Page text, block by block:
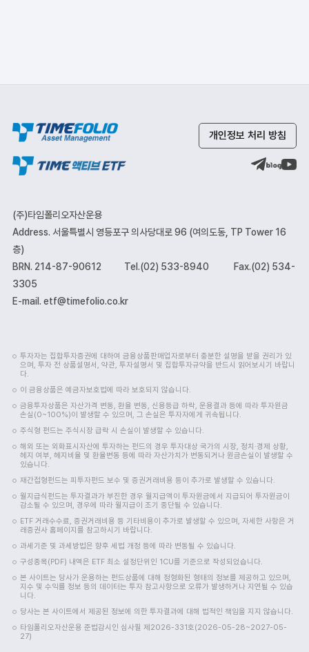
개인정보 처리 방침
(주)타임폴리오자산운용
Address. 서울특별시 영등포구 의사당대로 96 (여의도동, TP Tower 16
층)
BRN. 214-87-90612
Tel.(02) 533-8940
Fax.(02) 534-
3305
E-mail. etf@timefolio.co.kr
투자자는 집합투자증권에 대하여 금융상품판매업자로부터 충분한 설명을 받을 권리가 있
으며, 투자 전 상품설명서, 약관, 투자설명서 및 집합투자규약을 반드시 읽어보시기 바랍니
다.
이 금융상품은 예금자보호법에 따라 보호되지 않습니다.
금융투자상품은 자산가격 변동, 환율 변동, 신용등급 하락, 운용결과 등에 따라 투자원금
손실(0~100%)이 발생할 수 있으며, 그 손실은 투자자에게 귀속됩니다.
주식형 펀드는 주식시장 급락 시 손실이 발생할 수 있습니다.
해외 또는 외화표시자산에 투자하는 펀드의 경우 투자대상 국가의 시장, 정치·경제 상황,
헤지 여부, 헤지비율 및 환율변동 등에 따라 자산가치가 변동되거나 원금손실이 발생할 수
있습니다.
재간접형펀드는 피투자펀드 보수 및 증권거래비용 등이 추가로 발생할 수 있습니다.
월지급식펀드는 투자결과가 부진한 경우 월지급액이 투자원금에서 지급되어 투자원금이
감소될 수 있으며, 경우에 따라 월지급이 조기 중단될 수 있습니다.
ETF 거래수수료, 증권거래비용 등 기타비용이 추가로 발생할 수 있으며, 자세한 사항은 거
래증권사 홈페이지를 참고하시기 바랍니다.
과세기준 및 과세방법은 향후 세법 개정 등에 따라 변동될 수 있습니다.
구성종목(PDF) 내역은 ETF 최소 설정단위인 1CU를 기준으로 작성되었습니다.
본 사이트는 당사가 운용하는 펀드상품에 대해 정형화된 형태의 정보를 제공하고 있으며,
지수 및 수익률 정보 등의 데이터는 투자 참고사항으로 오류가 발생하거나 지연될 수 있습
니다.
당사는 본 사이트에서 제공된 정보에 의한 투자결과에 대해 법적인 책임을 지지 않습니다.
타임폴리오자산운용 준법감시인 심사필 제2026-331호(2026-05-28~2027-05-
27)